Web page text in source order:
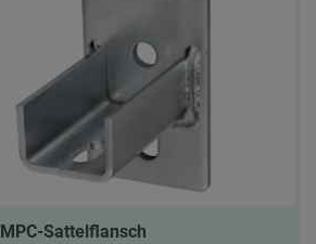
MPC-Sattelflansch